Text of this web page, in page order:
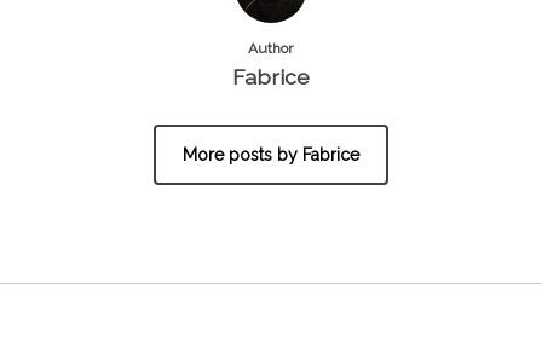
Author
Fabrice
More posts by Fabrice